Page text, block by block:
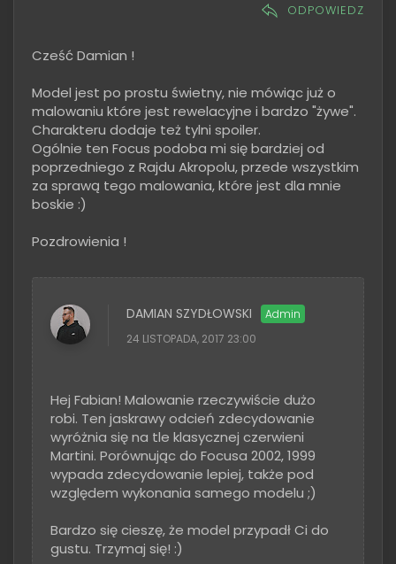
ODPOWIEDZ
Cześć Damian !
Model jest po prostu świetny, nie mówiąc już o
malowaniu które jest rewelacyjne i bardzo "żywe".
Charakteru dodaje też tylni spoiler.
Ogólnie ten Focus podoba mi się bardziej od
poprzedniego z Rajdu Akropolu, przede wszystkim
za sprawą tego malowania, które jest dla mnie
boskie :)
Pozdrowienia !
DAMIAN SZYDŁOWSKI
24 LISTOPADA, 2017 23:00
Hej Fabian! Malowanie rzeczywiście dużo
robi. Ten jaskrawy odcień zdecydowanie
wyróżnia się na tle klasycznej czerwieni
Martini. Porównując do Focusa 2002, 1999
wypada zdecydowanie lepiej, także pod
względem wykonania samego modelu ;)
Bardzo się cieszę, że model przypadł Ci do
gustu. Trzymaj się! :)